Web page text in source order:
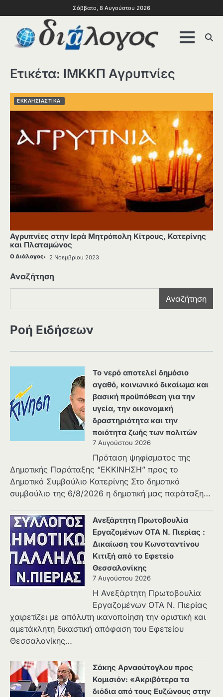
Σάββατο, 8 Αυγούστου 2026
Ετικέτα: ΙΜΚΚΠ Αγρυπνίες
ΕΚΚΛΗΣΙΑΣΤΙΚΑ
Αγρυπνίες στην Ιερά Μητρόπολη Κίτρους, Κατερίνης
και Πλαταμώνος
Ο Διάλογος 2 Νοεμβρίου 2023
Αναζήτηση
Αναζήτηση
Ροή Ειδήσεων
Το νερό αποτελεί δημόσιο
αγαθό, κοινωνικό δικαίωμα και
βασική προϋπόθεση για την
υγεία, την οικονομική
δραστηριότητα και την
ποιότητα ζωής των πολιτών
7 Αυγούστου 2026
Πρόταση ψηφίσματος της
Δημοτικής Παράταξης “ΕΚΚΙΝΗΣΗ” προς το
Δημοτικό Συμβούλιο Κατερίνης Στο δημοτικό
συμβούλιο της 6/8/2026 η δημοτική μας παράταξη…
Ανεξάρτητη Πρωτοβουλία
Εργαζομένων ΟΤΑ Ν. Πιερίας :
Δικαίωση του Κωνσταντίνου
Κιτιξή από το Εφετείο
Θεσσαλονίκης
7 Αυγούστου 2026
Η Ανεξάρτητη Πρωτοβουλία
Εργαζομένων ΟΤΑ Ν. Πιερίας
χαιρετίζει με απόλυτη ικανοποίηση την οριστική και
αμετάκλητη δικαστική απόφαση του Εφετείου
Θεσσαλονίκης…
Σάκης Αρναούτογλου προς
Κομισιόν: «Ακριβότερα τα
διόδια από τους Ευζώνους στην